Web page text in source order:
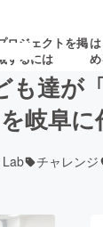
ロジェクトを掲
するには
募集終
ロジェ
も達が
岐阜に
チャレンジ